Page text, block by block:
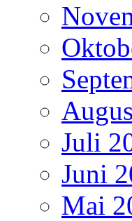
Juli
Juni
Mai